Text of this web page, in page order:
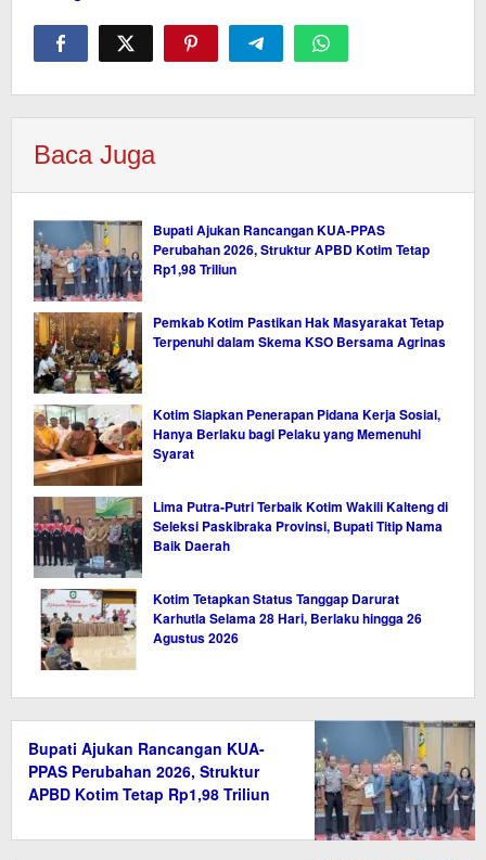
Baca Juga
Bupati Ajukan Rancangan KUA-PPAS
Perubahan 2026, Struktur APBD Kotim Tetap
Rp1,98 Triliun
Pemkab Kotim Pastikan Hak Masyarakat Tetap
Terpenuhi dalam Skema KSO Bersama Agrinas
Kotim Siapkan Penerapan Pidana Kerja Sosial,
Hanya Berlaku bagi Pelaku yang Memenuhi
Syarat
Lima Putra-Putri Terbaik Kotim Wakili Kalteng di
Seleksi Paskibraka Provinsi, Bupati Titip Nama
Baik Daerah
Kotim Tetapkan Status Tanggap Darurat
Karhutla Selama 28 Hari, Berlaku hingga 26
Agustus 2026
Bupati Ajukan Rancangan KUA-
PPAS Perubahan 2026, Struktur
APBD Kotim Tetap Rp1,98 Triliun